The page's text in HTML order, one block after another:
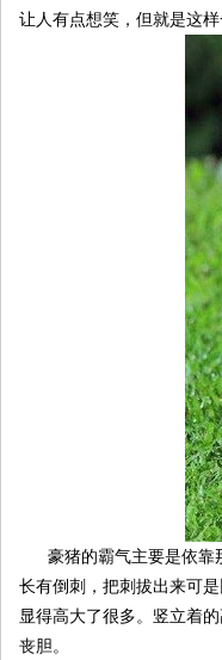
让人有点想笑，但就是这
豪猪的霸气主要是依靠
长有倒刺，把刺拔出来可
显得高大了很多。竖立着
丧胆。